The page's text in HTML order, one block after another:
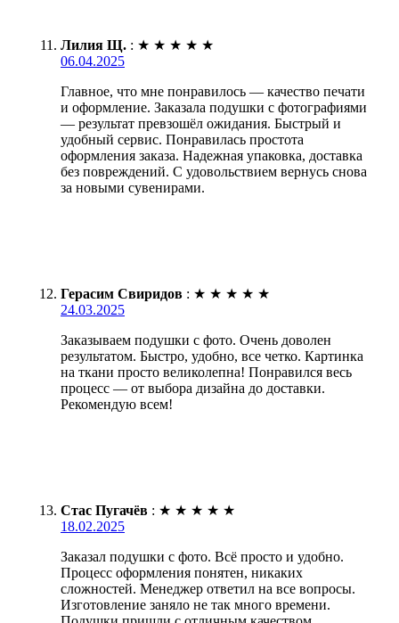
Лилия Щ. : ★ ★ ★ ★ ★
06.04.2025
Главное, что мне понравилось — качество печати
и оформление. Заказала подушки с фотографиями
— результат превзошёл ожидания. Быстрый и
удобный сервис. Понравилась простота
оформления заказа. Надежная упаковка, доставка
без повреждений. С удовольствием вернусь снова
за новыми сувенирами.
Герасим Свиридов : ★ ★ ★ ★ ★
24.03.2025
Заказываем подушки с фото. Очень доволен
результатом. Быстро, удобно, все четко. Картинка
на ткани просто великолепна! Понравился весь
процесс — от выбора дизайна до доставки.
Рекомендую всем!
Стас Пугачёв : ★ ★ ★ ★ ★
18.02.2025
Заказал подушки с фото. Всё просто и удобно.
Процесс оформления понятен, никаких
сложностей. Менеджер ответил на все вопросы.
Изготовление заняло не так много времени.